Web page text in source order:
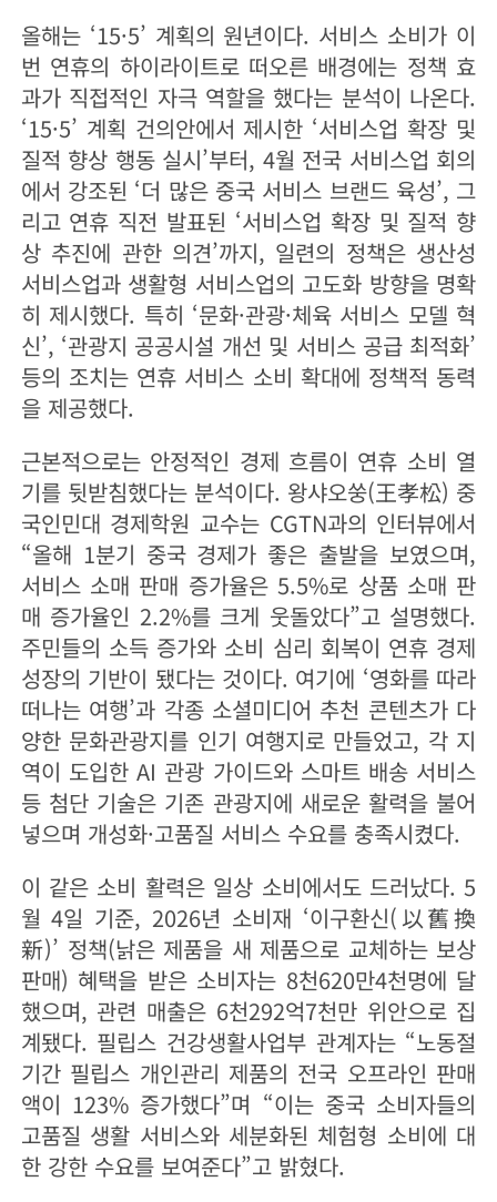
올해는 ‘15·5’ 계획의 원년이다. 서비스 소비가 이
번 연휴의 하이라이트로 떠오른 배경에는 정책 효
과가 직접적인 자극 역할을 했다는 분석이 나온다.
‘15·5’ 계획 건의안에서 제시한 ‘서비스업 확장 및
질적 향상 행동 실시’부터, 4월 전국 서비스업 회의
에서 강조된 ‘더 많은 중국 서비스 브랜드 육성’, 그
리고 연휴 직전 발표된 ‘서비스업 확장 및 질적 향
상 추진에 관한 의견’까지, 일련의 정책은 생산성
서비스업과 생활형 서비스업의 고도화 방향을 명확
히 제시했다. 특히 ‘문화·관광·체육 서비스 모델 혁
신’, ‘관광지 공공시설 개선 및 서비스 공급 최적화’
등의 조치는 연휴 서비스 소비 확대에 정책적 동력
을 제공했다.
근본적으로는 안정적인 경제 흐름이 연휴 소비 열
기를 뒷받침했다는 분석이다. 왕샤오쑹(王孝松) 중
국인민대 경제학원 교수는 CGTN과의 인터뷰에서
“올해 1분기 중국 경제가 좋은 출발을 보였으며,
서비스 소매 판매 증가율은 5.5%로 상품 소매 판
매 증가율인 2.2%를 크게 웃돌았다”고 설명했다.
주민들의 소득 증가와 소비 심리 회복이 연휴 경제
성장의 기반이 됐다는 것이다. 여기에 ‘영화를 따라
떠나는 여행’과 각종 소셜미디어 추천 콘텐츠가 다
양한 문화관광지를 인기 여행지로 만들었고, 각 지
역이 도입한 AI 관광 가이드와 스마트 배송 서비스
등 첨단 기술은 기존 관광지에 새로운 활력을 불어
넣으며 개성화·고품질 서비스 수요를 충족시켰다.
이 같은 소비 활력은 일상 소비에서도 드러났다. 5
월 4일 기준, 2026년 소비재 ‘이구환신(以舊換
新)’ 정책(낡은 제품을 새 제품으로 교체하는 보상
판매) 혜택을 받은 소비자는 8천620만4천명에 달
했으며, 관련 매출은 6천292억7천만 위안으로 집
계됐다. 필립스 건강생활사업부 관계자는 “노동절
기간 필립스 개인관리 제품의 전국 오프라인 판매
액이 123% 증가했다”며 “이는 중국 소비자들의
고품질 생활 서비스와 세분화된 체험형 소비에 대
한 강한 수요를 보여준다”고 밝혔다.